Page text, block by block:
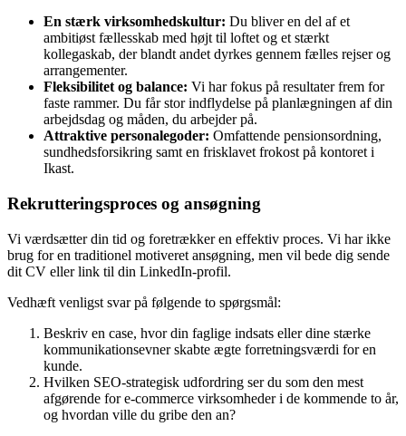
En stærk virksomhedskultur: Du bliver en del af et
ambitiøst fællesskab med højt til loftet og et stærkt
kollegaskab, der blandt andet dyrkes gennem fælles rejser og
arrangementer.
Fleksibilitet og balance: Vi har fokus på resultater frem for
faste rammer. Du får stor indflydelse på planlægningen af din
arbejdsdag og måden, du arbejder på.
Attraktive personalegoder: Omfattende pensionsordning,
sundhedsforsikring samt en frisklavet frokost på kontoret i
Ikast.
Rekrutteringsproces og ansøgning
Vi værdsætter din tid og foretrækker en effektiv proces. Vi har ikke
brug for en traditionel motiveret ansøgning, men vil bede dig sende
dit CV eller link til din LinkedIn-profil.
Vedhæft venligst svar på følgende to spørgsmål:
Beskriv en case, hvor din faglige indsats eller dine stærke
kommunikationsevner skabte ægte forretningsværdi for en
kunde.
Hvilken SEO-strategisk udfordring ser du som den mest
afgørende for e-commerce virksomheder i de kommende to år,
og hvordan ville du gribe den an?